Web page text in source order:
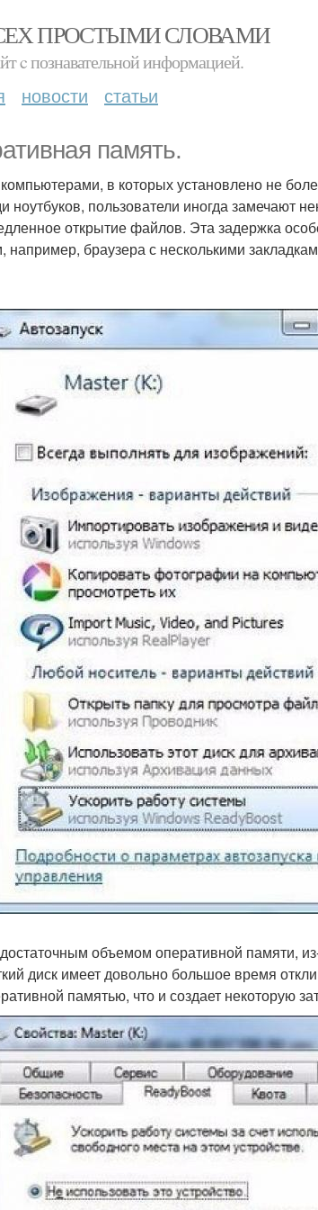
ПРОСТЫМИ СЛОВАМИ
c познавательной информацией.
новости статьи
память.
в которых установлено не
ноутбуков, пользователи иногда замечают
открытие файлов. Эта задержка
например, браузера с несколькими
объемом оперативной памяти,
диск имеет довольно большое время
памятью, что и создает некоторую